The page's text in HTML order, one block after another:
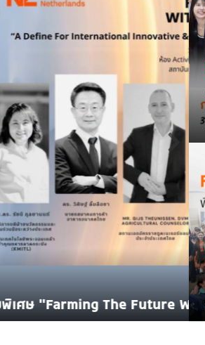
With KMITL Forum 2026